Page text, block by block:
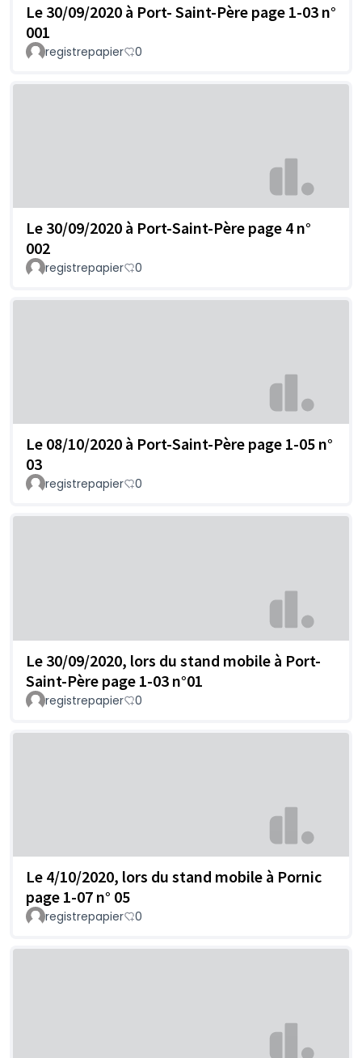
Le 30/09/2020 à Port- Saint-Père page 1-03 n°
001
registrepapier 0
Le 30/09/2020 à Port-Saint-Père page 4 n°
002
registrepapier 0
Le 08/10/2020 à Port-Saint-Père page 1-05 n°
03
registrepapier 0
Le 30/09/2020, lors du stand mobile à Port-
Saint-Père page 1-03 n°01
registrepapier 0
Le 4/10/2020, lors du stand mobile à Pornic
page 1-07 n° 05
registrepapier 0